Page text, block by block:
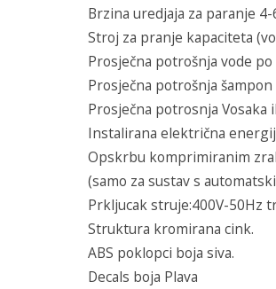
Brzina uredjaja za paranje
Stroj za pranje kapaciteta
Prosječna potrošnja vode po
Prosječna potrošnja
Prosječna potrosnja Vosaka
Instalirana električna
Opskrbu komprimiranim
(samo za sustav s
Prkljucak struje:400V-50Hz
Struktura kromirana cink.
ABS poklopci boja siva.
Decals boja Plava